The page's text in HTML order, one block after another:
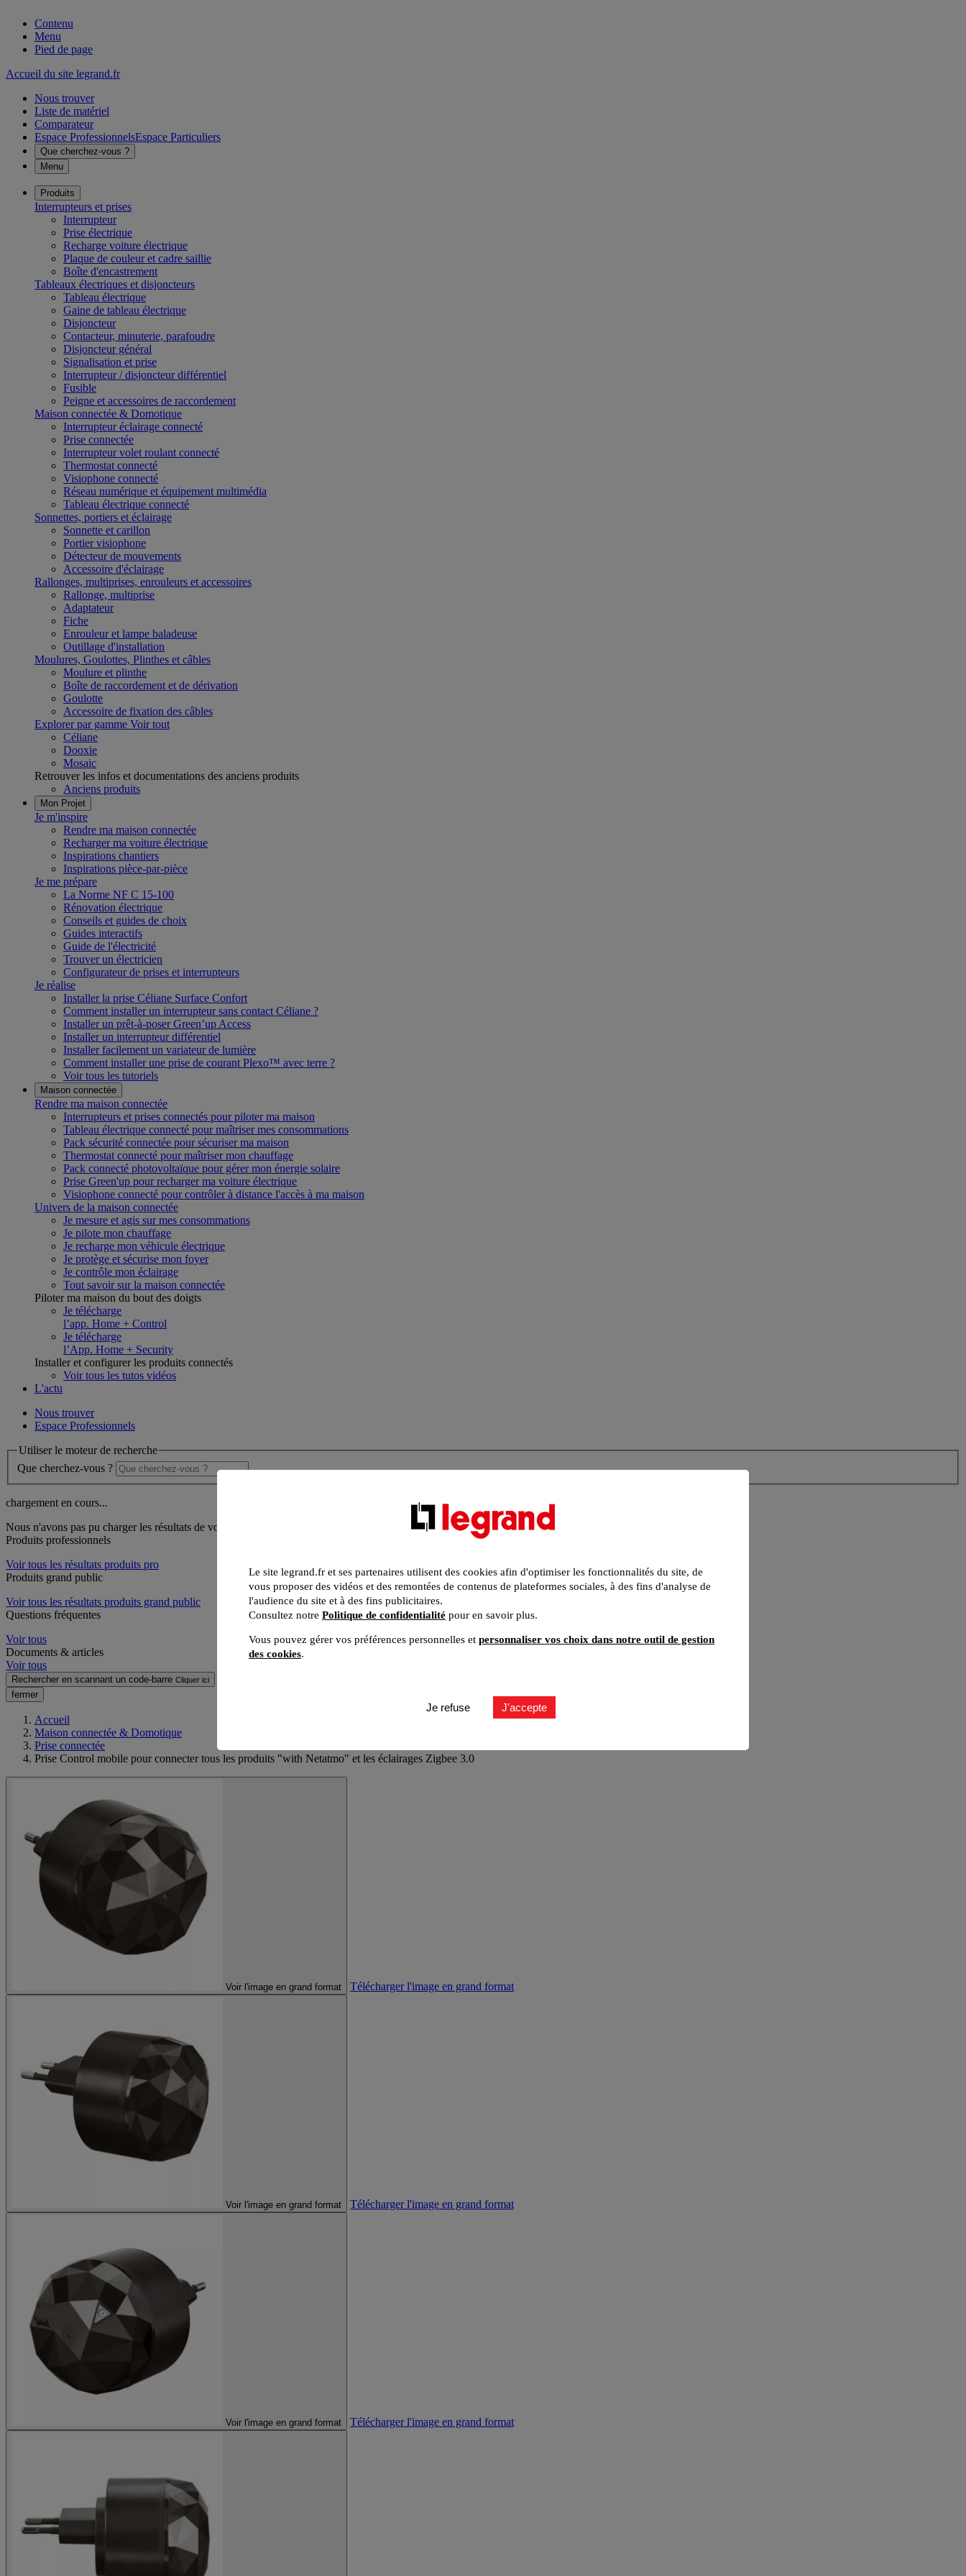
Contenu
Menu
Pied de page
Accueil du site legrand.fr
Nous trouver
Liste de matériel
Comparateur
Espace ProfessionnelsEspace Particuliers
Que cherchez-vous ?
Menu
Produits
Interrupteurs et prises
Interrupteur
Prise électrique
Recharge voiture électrique
Plaque de couleur et cadre saillie
Boîte d'encastrement
Tableaux électriques et disjoncteurs
Tableau électrique
Gaine de tableau électrique
Disjoncteur
Contacteur, minuterie, parafoudre
Disjoncteur général
Signalisation et prise
Interrupteur / disjoncteur différentiel
Fusible
Peigne et accessoires de raccordement
Maison connectée & Domotique
Interrupteur éclairage connecté
Prise connectée
Interrupteur volet roulant connecté
Thermostat connecté
Visiophone connecté
Réseau numérique et équipement multimédia
Tableau électrique connecté
Sonnettes, portiers et éclairage
Sonnette et carillon
Portier visiophone
Détecteur de mouvements
Accessoire d'éclairage
Rallonges, multiprises, enrouleurs et accessoires
Rallonge, multiprise
Adaptateur
Fiche
Enrouleur et lampe baladeuse
Outillage d'installation
Moulures, Goulottes, Plinthes et câbles
Moulure et plinthe
Boîte de raccordement et de dérivation
Goulotte
Accessoire de fixation des câbles
Explorer par gamme Voir tout
Céliane
Dooxie
Mosaic
Retrouver les infos et documentations des anciens produits
Anciens produits
Mon Projet
Je m'inspire
Rendre ma maison connectée
Recharger ma voiture électrique
Inspirations chantiers
Inspirations pièce-par-pièce
Je me prépare
La Norme NF C 15-100
Rénovation électrique
Conseils et guides de choix
Guides interactifs
Guide de l'électricité
Trouver un électricien
Configurateur de prises et interrupteurs
Je réalise
Installer la prise Céliane Surface Confort
Comment installer un interrupteur sans contact Céliane ?
Installer un prêt-à-poser Green’up Access
Installer un interrupteur différentiel
Installer facilement un variateur de lumière
Comment installer une prise de courant Plexo™ avec terre ?
Voir tous les tutoriels
Maison connectée
Rendre ma maison connectée
Interrupteurs et prises connectés pour piloter ma maison
Tableau électrique connecté pour maîtriser mes consommations
Pack sécurité connectée pour sécuriser ma maison
Thermostat connecté pour maîtriser mon chauffage
Pack connecté photovoltaïque pour gérer mon énergie solaire
Prise Green'up pour recharger ma voiture électrique
Visiophone connecté pour contrôler à distance l'accès à ma maison
Univers de la maison connectée
Je mesure et agis sur mes consommations
Je pilote mon chauffage
Je recharge mon véhicule électrique
Je protège et sécurise mon foyer
Je contrôle mon éclairage
Tout savoir sur la maison connectée
Piloter ma maison du bout des doigts
Je télécharge
l’app. Home + Control
Je télécharge
l’App. Home + Security
Installer et configurer les produits connectés
Voir tous les tutos vidéos
L'actu
Nous trouver
Espace Professionnels
Utiliser le moteur de recherche
Que cherchez-vous ?
chargement en cours...
Nous n'avons pas pu charger les résultats de votre recherche
Produits professionnels
Voir tous les résultats produits pro
Produits grand public
Voir tous les résultats produits grand public
Questions fréquentes
Voir tous
Documents & articles
Voir tous
Rechercher en scannant un code-barre Cliquer ici
fermer
Accueil
Maison connectée & Domotique
Prise connectée
Prise Control mobile pour connecter tous les produits "with Netatmo" et les éclairages Zigbee 3.0
Voir l'image en grand format Télécharger l'image en grand format
Voir l'image en grand format Télécharger l'image en grand format
Voir l'image en grand format Télécharger l'image en grand format
Le site legrand.fr et ses partenaires utilisent des cookies afin d'optimiser les fonctionnalités du site, de
vous proposer des vidéos et des remontées de contenus de plateformes sociales, à des fins d'analyse de
l'audience du site et à des fins publicitaires.
Consultez notre Politique de confidentialité pour en savoir plus.
Vous pouvez gérer vos préférences personnelles et personnaliser vos choix dans notre outil de gestion
des cookies.
Je refuse J'accepte